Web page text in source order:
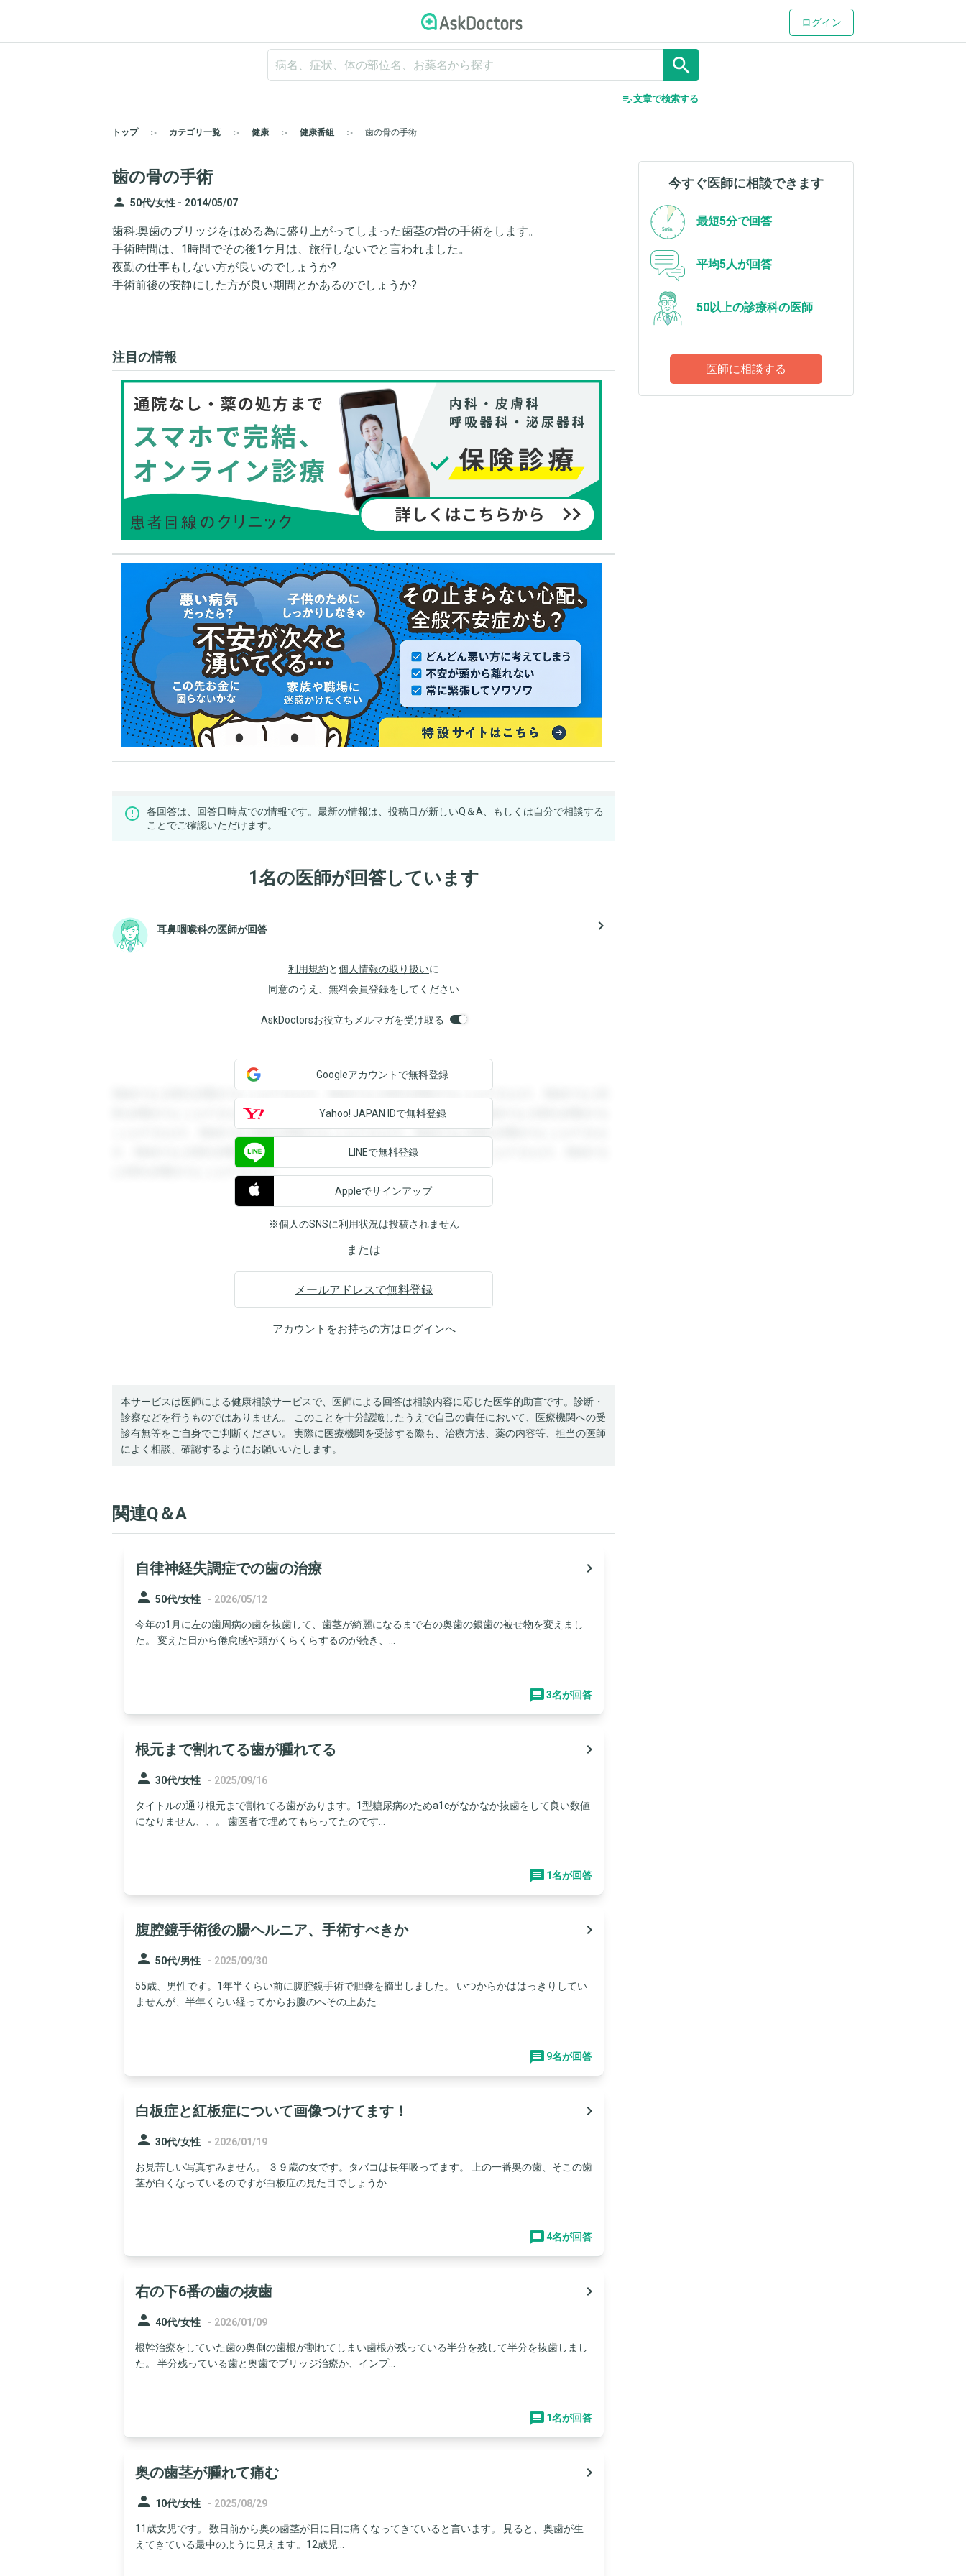
ログイン
search
edit_note文章で検索する
トップ カテゴリ一覧 健康 健康番組 歯の骨の手術
歯の骨の手術
person 50代/女性 - 2014/05/07
歯科:奥歯のブリッジをはめる為に盛り上がってしまった歯茎の骨の手術をします。
手術時間は、1時間でその後1ケ月は、旅行しないでと言われました。
夜勤の仕事もしない方が良いのでしょうか?
手術前後の安静にした方が良い期間とかあるのでしょうか?
注目の情報
各回答は、回答日時点での情報です。最新の情報は、投稿日が新しいQ＆A、もしくは自分で相談する
ことでご確認いただけます。
1名の医師が回答しています
耳鼻咽喉科の医師が回答 navigate_next
利用規約と個人情報の取り扱いに
同意のうえ、無料会員登録をしてください
AskDoctorsお役立ちメルマガを受け取る
登録すると回答を閲覧することができます。登録すると回答を閲覧することができます。登録すると回
答を閲覧することができます。登録すると回答を閲覧することができます。登録すると回答を閲覧する
ことができます。登録すると回答を閲覧することができます。登録すると回答を閲覧することができま
す。登録すると回答を閲覧することができます。登録すると回答を閲覧することができます。登録する
と回答を閲覧することができます。
Googleアカウントで無料登録
Yahoo! JAPAN IDで無料登録
LINEで無料登録
Appleでサインアップ
※個人のSNSに利用状況は投稿されません
または
メールアドレスで無料登録
アカウントをお持ちの方はログインへ
本サービスは医師による健康相談サービスで、医師による回答は相談内容に応じた医学的助言です。診断・
診察などを行うものではありません。 このことを十分認識したうえで自己の責任において、医療機関への受
診有無等をご自身でご判断ください。 実際に医療機関を受診する際も、治療方法、薬の内容等、担当の医師
によく相談、確認するようにお願いいたします。
関連Q＆A
自律神経失調症での歯の治療
navigate_next
person 50代/女性 - 2026/05/12
今年の1月に左の歯周病の歯を抜歯して、歯茎が綺麗になるまで右の奥歯の銀歯の被せ物を変えまし
た。 変えた日から倦怠感や頭がくらくらするのが続き、...
3名が回答
根元まで割れてる歯が腫れてる
navigate_next
person 30代/女性 - 2025/09/16
タイトルの通り根元まで割れてる歯があります。1型糖尿病のためa1cがなかなか抜歯をして良い数値
になりません、、。 歯医者で埋めてもらってたのです...
1名が回答
腹腔鏡手術後の腸ヘルニア、手術すべきか
navigate_next
person 50代/男性 - 2025/09/30
55歳、男性です。1年半くらい前に腹腔鏡手術で胆嚢を摘出しました。 いつからかははっきりしてい
ませんが、半年くらい経ってからお腹のへその上あた...
9名が回答
白板症と紅板症について画像つけてます！
navigate_next
person 30代/女性 - 2026/01/19
お見苦しい写真すみません。 ３９歳の女です。タバコは長年吸ってます。 上の一番奥の歯、そこの歯
茎が白くなっているのですが白板症の見た目でしょうか...
4名が回答
右の下6番の歯の抜歯
navigate_next
person 40代/女性 - 2026/01/09
根幹治療をしていた歯の奥側の歯根が割れてしまい歯根が残っている半分を残して半分を抜歯しまし
た。 半分残っている歯と奥歯でブリッジ治療か、インプ...
1名が回答
奥の歯茎が腫れて痛む
navigate_next
person 10代/女性 - 2025/08/29
11歳女児です。 数日前から奥の歯茎が日に日に痛くなってきていると言います。 見ると、奥歯が生
えてきている最中のように見えます。12歳児...
今すぐ医師に相談できます
最短5分で回答
平均5人が回答
50以上の診療科の医師
医師に相談する